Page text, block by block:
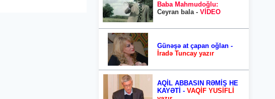
Baba Mahmudoğlu:
Ceyran bala - VİDEO
Günəşə at çapan oğlan -
İradə Tuncay yazır
AQİL ABBASIN RƏMİŞ HE
KAYƏTİ - VAQİF YUSİFLİ